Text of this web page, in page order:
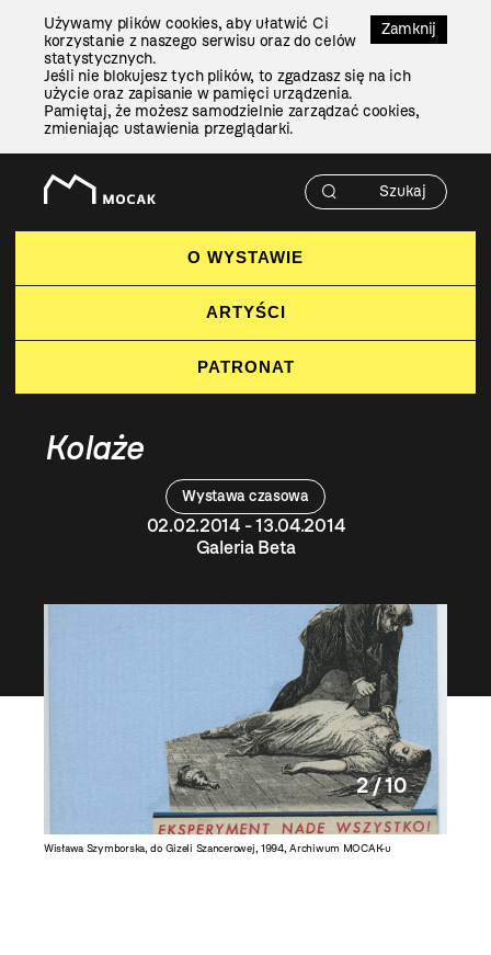
Zamknij
Używamy plików cookies, aby ułatwić Ci
korzystanie z naszego serwisu oraz do celów
statystycznych.
Jeśli nie blokujesz tych plików, to zgadzasz się na ich
użycie oraz zapisanie w pamięci urządzenia.
Pamiętaj, że możesz samodzielnie zarządzać cookies,
zmieniając ustawienia przeglądarki.
O WYSTAWIE
ARTYŚCI
PATRONAT
Wystawa czasowa
02.02.2014 - 13.04.2014
Galeria Beta
Kolaże
Wisława Szymborska, do Gizeli Szancerowej, 1994, Archiwum MOCAK-u
2 / 10